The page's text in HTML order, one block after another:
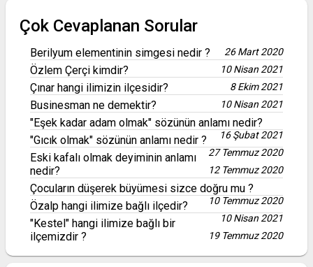
Çok Cevaplanan Sorular
Berilyum elementinin simgesi nedir ? 26 Mart 2020
Özlem Çerçi kimdir? 10 Nisan 2021
Çınar hangi ilimizin ilçesidir? 8 Ekim 2021
Businesman ne demektir? 10 Nisan 2021
"Eşek kadar adam olmak" sözünün anlamı nedir?
16 Şubat 2021
"Gıcık olmak" sözünün anlamı nedir ?
27 Temmuz 2020
Eski kafalı olmak deyiminin anlamı
nedir?
12 Temmuz 2020
Çocuların düşerek büyümesi sizce doğru mu ?
10 Temmuz 2020
Özalp hangi ilimize bağlı ilçedir?
10 Nisan 2021
"Kestel" hangi ilimize bağlı bir
ilçemizdir ?
19 Temmuz 2020